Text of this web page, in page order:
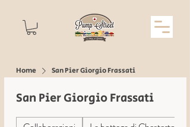
Home San Pier Giorgio Frassati
San Pier Giorgio Frassati